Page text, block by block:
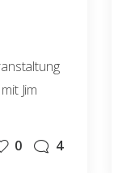
Jim
0 4